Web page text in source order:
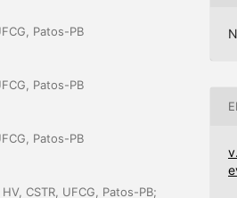
Patos-PB
Patos-PB
Patos-PB
CSTR, UFCG, Patos-PB;